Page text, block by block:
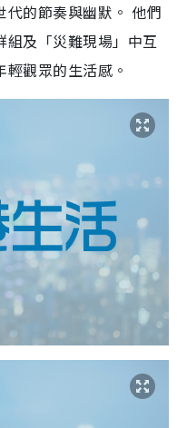
代的節奏與幽默。 他們
組及「災難現場」中互
觀眾的生活感。